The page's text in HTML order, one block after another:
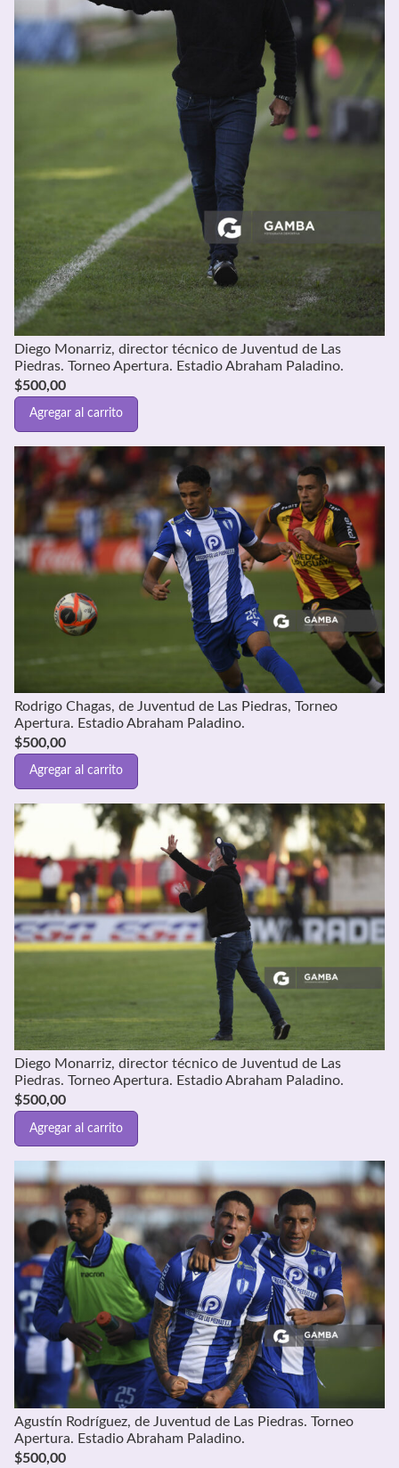
Diego Monarriz, director técnico de Juventud de Las
Piedras. Torneo Apertura. Estadio Abraham Paladino.
$500,00
Agregar al carrito
Rodrigo Chagas, de Juventud de Las Piedras, Torneo
Apertura. Estadio Abraham Paladino.
$500,00
Agregar al carrito
Diego Monarriz, director técnico de Juventud de Las
Piedras. Torneo Apertura. Estadio Abraham Paladino.
$500,00
Agregar al carrito
Agustín Rodríguez, de Juventud de Las Piedras. Torneo
Apertura. Estadio Abraham Paladino.
$500,00